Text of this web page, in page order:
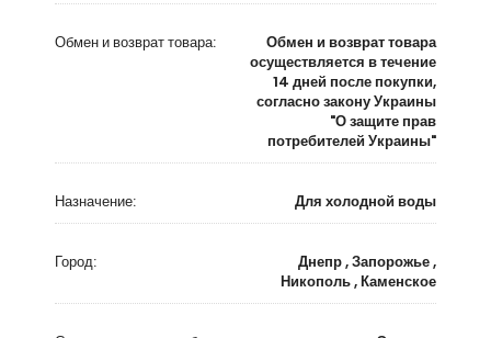
Обмен и возврат товара:
Обмен и возврат товара
осуществляется в течение
14 дней после покупки,
согласно закону Украины
"О защите прав
потребителей Украины"
Назначение: Для холодной воды
Город:
Днепр , Запорожье ,
Никополь , Каменское